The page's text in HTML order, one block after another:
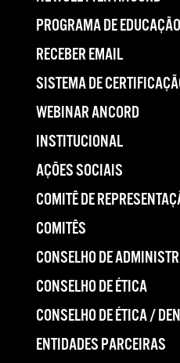
PROGRAMA DE
RECEBER EMAIL
SISTEMA DE
WEBINAR ANCORD
INSTITUCIONAL
AÇÕES SOCIAIS
COMITÊ DE
COMITÊS
CONSELHO DE
CONSELHO DE ÉTICA
CONSELHO DE ÉTICA /
ENTIDADES PARCEIRAS